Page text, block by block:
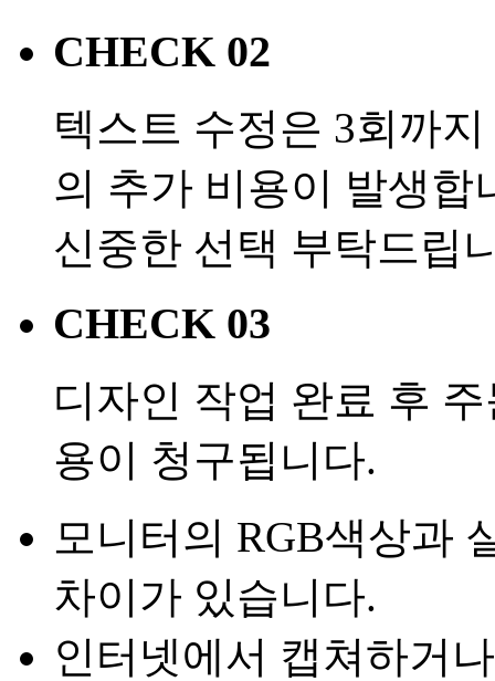
CHECK 02
텍스트 수정은 3회까
의 추가 비용이 발생합
신중한 선택 부탁드립
CHECK 03
디자인 작업 완료 후
용이 청구됩니다.
모니터의 RGB색상과
차이가 있습니다.
인터넷에서 캡쳐하거